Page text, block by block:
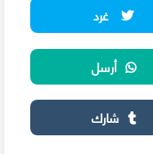
غرد
أرسل
شارك